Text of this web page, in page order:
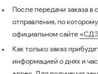
После передачи заказа
отправления, по
официальном сайте
Как только заказ
информацией о днях и